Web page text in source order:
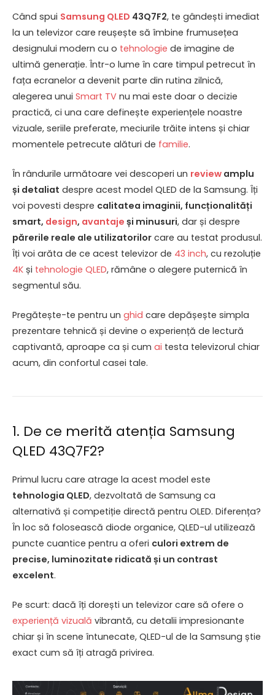
Când spui Samsung QLED 43Q7F2, te gândești imediat
la un televizor care reușește să îmbine frumusețea
designului modern cu o tehnologie de imagine de
ultimă generație. Într-o lume în care timpul petrecut în
fața ecranelor a devenit parte din rutina zilnică,
alegerea unui Smart TV nu mai este doar o decizie
practică, ci una care definește experiențele noastre
vizuale, seriile preferate, meciurile trăite intens și chiar
momentele petrecute alături de familie.
În rândurile următoare vei descoperi un review amplu
și detaliat despre acest model QLED de la Samsung. Îți
voi povesti despre calitatea imaginii, funcționalități
smart, design, avantaje și minusuri, dar și despre
părerile reale ale utilizatorilor care au testat produsul.
Îți voi arăta de ce acest televizor de 43 inch, cu rezoluție
4K și tehnologie QLED, rămâne o alegere puternică în
segmentul său.
Pregătește-te pentru un ghid care depășește simpla
prezentare tehnică și devine o experiență de lectură
captivantă, aproape ca și cum ai testa televizorul chiar
acum, din confortul casei tale.
1. De ce merită atenția Samsung
QLED 43Q7F2?
Primul lucru care atrage la acest model este
tehnologia QLED, dezvoltată de Samsung ca
alternativă și competiție directă pentru OLED. Diferența?
În loc să folosească diode organice, QLED-ul utilizează
puncte cuantice pentru a oferi culori extrem de
precise, luminozitate ridicată și un contrast
excelent.
Pe scurt: dacă îți dorești un televizor care să ofere o
experiență vizuală vibrantă, cu detalii impresionante
chiar și în scene întunecate, QLED-ul de la Samsung știe
exact cum să îți atragă privirea.